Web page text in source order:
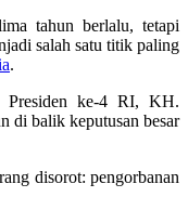
tahun berlalu, tetapi
salah satu titik paling
.
Presiden ke-4 RI, KH.
di balik keputusan besar
disorot: pengorbanan